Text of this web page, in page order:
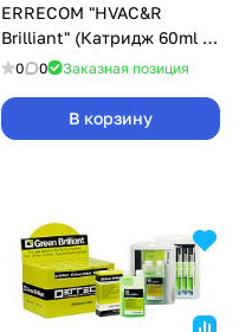
ERRECOM "HVAC&R
Brilliant" (Катридж 60ml с
адапт SAE 1/4 и 5/16)
0 0 Заказная позиция
В корзину